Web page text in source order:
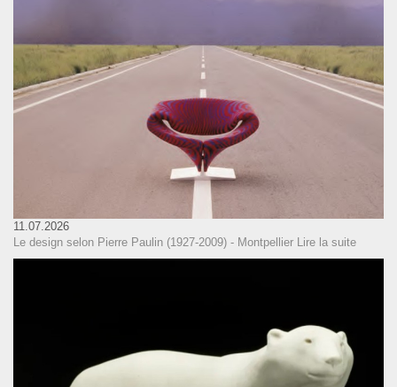
11.07.2026
Le design selon Pierre Paulin (1927-2009) - Montpellier Lire la suite